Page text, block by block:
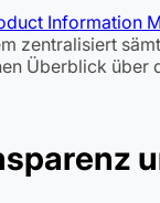
Information
zentralisiert
Überblick